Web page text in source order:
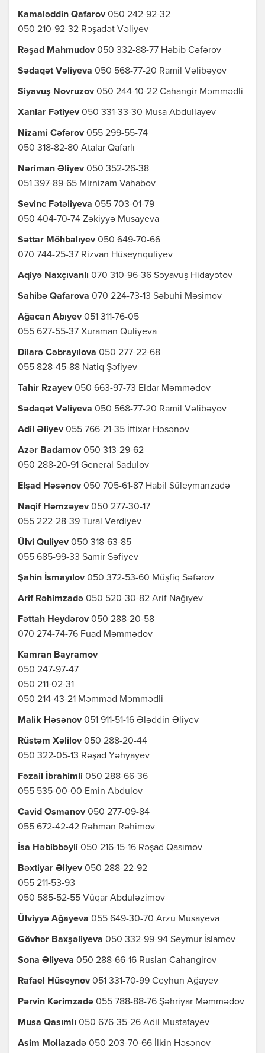
Kamaləddin Qafarov 050 242-92-32
050 210-92-32 Rəşadət Vəliyev
Rəşad Mahmudov 050 332-88-77 Həbib Cəfərov
Sədaqət Vəliyeva 050 568-77-20 Ramil Vəlibəyov
Siyavuş Novruzov 050 244-10-22 Cahangir Məmmədli
Xanlar Fətiyev 050 331-33-30 Musa Abdullayev
Nizami Cəfərov 055 299-55-74
050 318-82-80 Atalar Qafarlı
Nəriman Əliyev 050 352-26-38
051 397-89-65 Mirnizam Vahabov
Sevinc Fətəliyeva 055 703-01-79
050 404-70-74 Zəkiyyə Musayeva
Səttar Möhbalıyev 050 649-70-66
070 744-25-37 Rizvan Hüseynquliyev
Aqiyə Naxçıvanlı 070 310-96-36 Səyavuş Hidayətov
Sahibə Qafarova 070 224-73-13 Səbuhi Məsimov
Ağacan Abıyev 051 311-76-05
055 627-55-37 Xuraman Quliyeva
Dilarə Cəbrayılova 050 277-22-68
055 828-45-88 Natiq Şəfiyev
Tahir Rzayev 050 663-97-73 Eldar Məmmədov
Sədaqət Vəliyeva 050 568-77-20 Ramil Vəlibəyov
Adil Əliyev 055 766-21-35 İftixar Həsənov
Azər Badamov 050 313-29-62
050 288-20-91 General Sadulov
Elşad Həsənov 050 705-61-87 Habil Süleymanzadə
Naqif Həmzəyev 050 277-30-17
055 222-28-39 Tural Verdiyev
Ülvi Quliyev 050 318-63-85
055 685-99-33 Samir Səfiyev
Şahin İsmayılov 050 372-53-60 Müşfiq Səfərov
Arif Rəhimzadə 050 520-30-82 Arif Nağıyev
Fəttah Heydərov 050 288-20-58
070 274-74-76 Fuad Məmmədov
Kamran Bayramov
050 247-97-47
050 211-02-31
050 214-43-21 Məmməd Məmmədli
Malik Həsənov 051 911-51-16 Ələddin Əliyev
Rüstəm Xəlilov 050 288-20-44
050 322-05-13 Rəşad Yəhyayev
Fəzail İbrahimli 050 288-66-36
055 535-00-00 Emin Abdulov
Cavid Osmanov 050 277-09-84
055 672-42-42 Rəhman Rəhimov
İsa Həbibbəyli 050 216-15-16 Rəşad Qasımov
Bəxtiyar Əliyev 050 288-22-92
055 211-53-93
050 585-52-55 Vüqar Abduləzimov
Ülviyyə Ağayeva 055 649-30-70 Arzu Musayeva
Gövhər Baxşəliyeva 050 332-99-94 Seymur İslamov
Sona Əliyeva 050 288-66-16 Ruslan Cahangirov
Rafael Hüseynov 051 331-70-99 Ceyhun Ağayev
Pərvin Kərimzadə 055 788-88-76 Şəhriyar Məmmədov
Musa Qasımlı 050 676-35-26 Adil Mustafayev
Asim Mollazadə 050 203-70-66 İlkin Həsənov